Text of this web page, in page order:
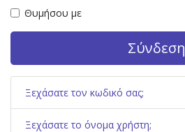
Θυμήσου με
Σύνδεση
Ξεχάσατε τον κωδικό σας;
Ξεχάσατε το όνομα χρήστη;